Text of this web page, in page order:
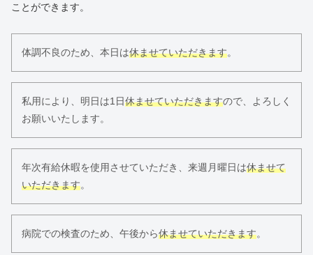
ことができます。
体調不良のため、本日は休ませていただきます。
私用により、明日は1日休ませていただきますので、よろしく
お願いいたします。
年次有給休暇を使用させていただき、来週月曜日は休ませて
いただきます。
病院での検査のため、午後から休ませていただきます。